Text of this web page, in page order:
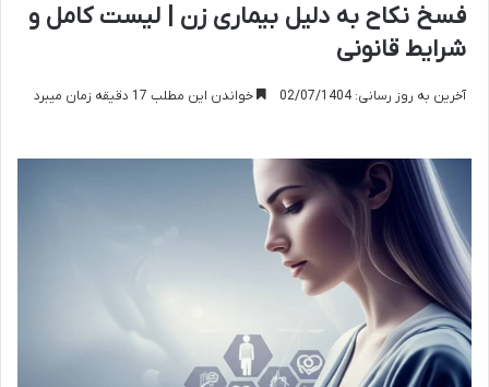
فسخ نکاح به دلیل بیماری زن | لیست کامل و
شرایط قانونی
آخرین به روز رسانی: 02/07/1404 خواندن این مطلب 17 دقیقه زمان میبرد